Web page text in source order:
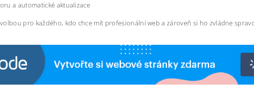
a automatické aktualizace
pro každého, kdo chce mít profesionální web a zároveň si ho zvládne